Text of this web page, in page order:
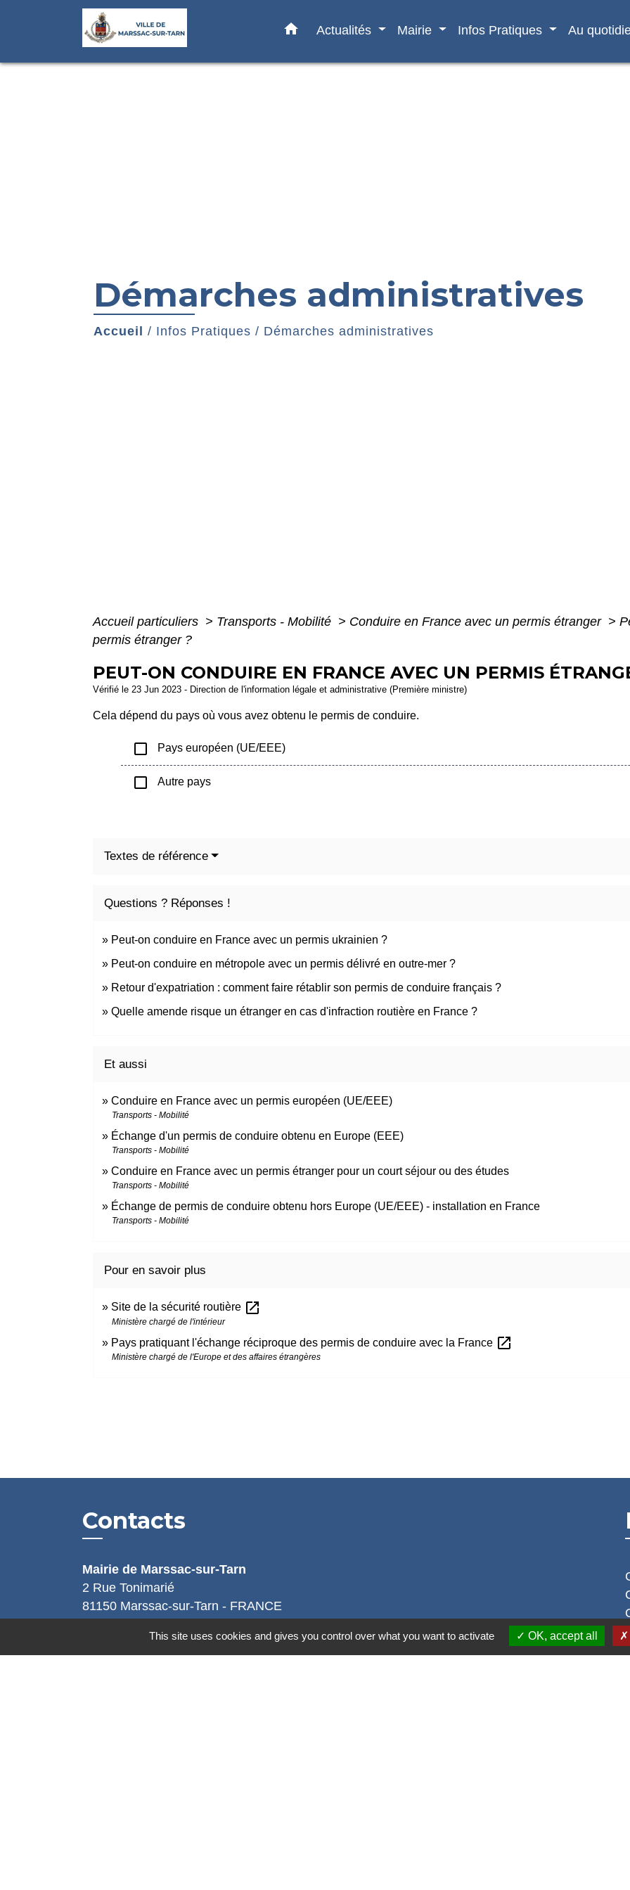
home Actualités Mairie Infos Pratiques Au
Démarches administratives
Accueil / Infos Pratiques / Démarches administratives
Accueil particuliers > Transports - Mobilité > Conduire en France avec un permis étranger >
permis étranger ?
PEUT-ON CONDUIRE EN FRANCE AVEC UN PERMIS
Vérifié le 23 Jun 2023 - Direction de l'information légale et administrative (Première ministre)
Cela dépend du pays où vous avez obtenu le permis de conduire.
check_box_outline_blank Pays européen (UE/EEE)
check_box_outline_blank Autre pays
Textes de référence
Questions ? Réponses !
Peut-on conduire en France avec un permis ukrainien ?
Peut-on conduire en métropole avec un permis délivré en outre-mer ?
Retour d'expatriation : comment faire rétablir son permis de conduire français ?
Quelle amende risque un étranger en cas d'infraction routière en France ?
Et aussi
Conduire en France avec un permis européen (UE/EEE)
Transports - Mobilité
Échange d'un permis de conduire obtenu en Europe (EEE)
Transports - Mobilité
Conduire en France avec un permis étranger pour un court séjour ou des études
Transports - Mobilité
Échange de permis de conduire obtenu hors Europe (UE/EEE) - installation en France
Transports - Mobilité
Pour en savoir plus
Site de la sécurité routière open_in_new
Ministère chargé de l'intérieur
Pays pratiquant l'échange réciproque des permis de conduire avec la France open_in_new
Ministère chargé de l'Europe et des affaires étrangères
Contacts
Mairie de Marssac-sur-Tarn
2 Rue Tonimarié
81150 Marssac-sur-Tarn - FRANCE
accueil@marssac-sur-tarn.fr
This site uses cookies and gives you control over what you want to activate OK, accept all